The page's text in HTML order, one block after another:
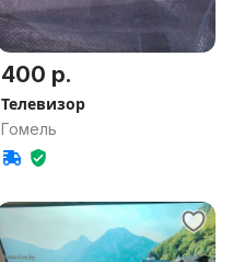
400 р.
Телевизор
Гомель